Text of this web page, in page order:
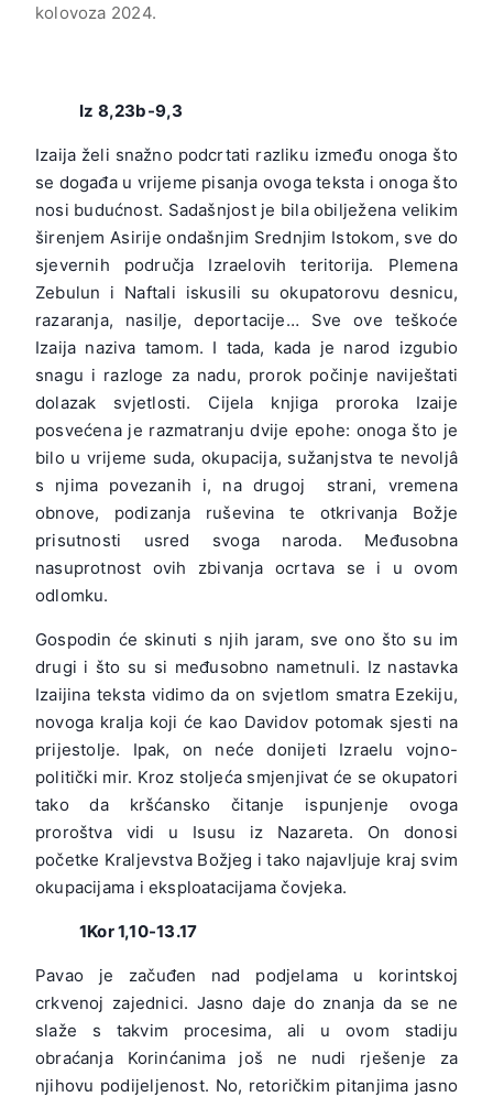
kolovoza 2024.
Iz 8,23b-9,3
Izaija želi snažno podcrtati razliku između onoga što
se događa u vrijeme pisanja ovoga teksta i onoga što
nosi budućnost. Sadašnjost je bila obilježena velikim
širenjem Asirije ondašnjim Srednjim Istokom, sve do
sjevernih područja Izraelovih teritorija. Plemena
Zebulun i Naftali iskusili su okupatorovu desnicu,
razaranja, nasilje, deportacije… Sve ove teškoće
Izaija naziva tamom. I tada, kada je narod izgubio
snagu i razloge za nadu, prorok počinje naviještati
dolazak svjetlosti. Cijela knjiga proroka Izaije
posvećena je razmatranju dvije epohe: onoga što je
bilo u vrijeme suda, okupacija, sužanjstva te nevoljâ
s njima povezanih i, na drugoj strani, vremena
obnove, podizanja ruševina te otkrivanja Božje
prisutnosti usred svoga naroda. Međusobna
nasuprotnost ovih zbivanja ocrtava se i u ovom
odlomku.
Gospodin će skinuti s njih jaram, sve ono što su im
drugi i što su si međusobno nametnuli. Iz nastavka
Izaijina teksta vidimo da on svjetlom smatra Ezekiju,
novoga kralja koji će kao Davidov potomak sjesti na
prijestolje. Ipak, on neće donijeti Izraelu vojno-
politički mir. Kroz stoljeća smjenjivat će se okupatori
tako da kršćansko čitanje ispunjenje ovoga
proroštva vidi u Isusu iz Nazareta. On donosi
početke Kraljevstva Božjeg i tako najavljuje kraj svim
okupacijama i eksploatacijama čovjeka.
1Kor 1,10-13.17
Pavao je začuđen nad podjelama u korintskoj
crkvenoj zajednici. Jasno daje do znanja da se ne
slaže s takvim procesima, ali u ovom stadiju
obraćanja Korinćanima još ne nudi rješenje za
njihovu podijeljenost. No, retoričkim pitanjima jasno